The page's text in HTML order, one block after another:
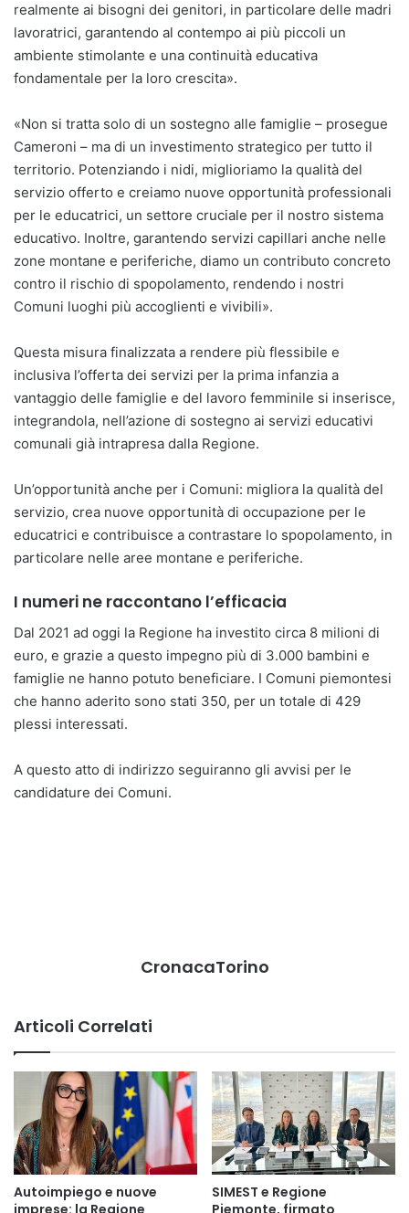
realmente ai bisogni dei genitori, in particolare delle madri
lavoratrici, garantendo al contempo ai più piccoli un
ambiente stimolante e una continuità educativa
fondamentale per la loro crescita».
«Non si tratta solo di un sostegno alle famiglie – prosegue
Cameroni – ma di un investimento strategico per tutto il
territorio. Potenziando i nidi, miglioriamo la qualità del
servizio offerto e creiamo nuove opportunità professionali
per le educatrici, un settore cruciale per il nostro sistema
educativo. Inoltre, garantendo servizi capillari anche nelle
zone montane e periferiche, diamo un contributo concreto
contro il rischio di spopolamento, rendendo i nostri
Comuni luoghi più accoglienti e vivibili».
Questa misura finalizzata a rendere più flessibile e
inclusiva l’offerta dei servizi per la prima infanzia a
vantaggio delle famiglie e del lavoro femminile si inserisce,
integrandola, nell’azione di sostegno ai servizi educativi
comunali già intrapresa dalla Regione.
Un’opportunità anche per i Comuni: migliora la qualità del
servizio, crea nuove opportunità di occupazione per le
educatrici e contribuisce a contrastare lo spopolamento, in
particolare nelle aree montane e periferiche.
I numeri ne raccontano l’efficacia
Dal 2021 ad oggi la Regione ha investito circa 8 milioni di
euro, e grazie a questo impegno più di 3.000 bambini e
famiglie ne hanno potuto beneficiare. I Comuni piemontesi
che hanno aderito sono stati 350, per un totale di 429
plessi interessati.
A questo atto di indirizzo seguiranno gli avvisi per le
candidature dei Comuni.
CronacaTorino
Articoli Correlati
Autoimpiego e nuove
imprese: la Regione
SIMEST e Regione
Piemonte, firmato